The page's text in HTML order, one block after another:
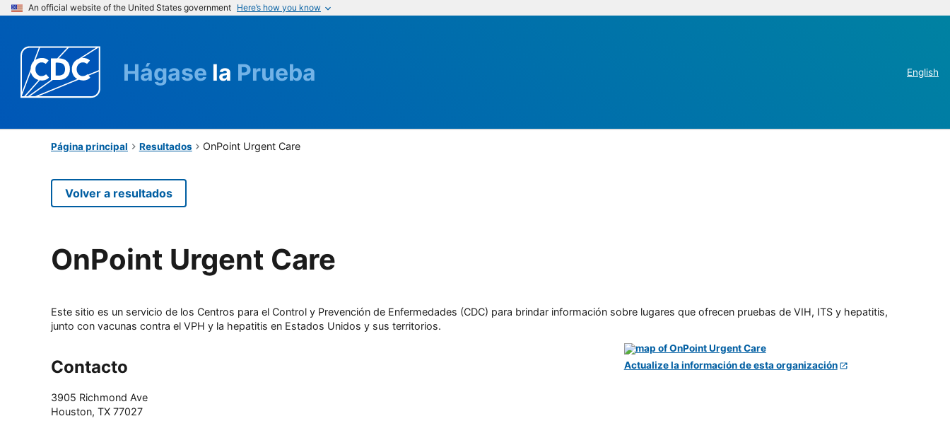
An official website of the United States government Here’s how you know
Hágase la Prueba English
Página principal Resultados OnPoint Urgent Care
Volver a resultados
OnPoint Urgent Care
Este sitio es un servicio de los Centros para el Control y Prevención de Enfermedades (CDC) para brindar información sobre lugares que ofrecen pruebas de VIH, ITS y hepatitis,
junto con vacunas contra el VPH y la hepatitis en Estados Unidos y sus territorios.
Contacto
3905 Richmond Ave
Houston, TX 77027
Actualize la información de esta organización